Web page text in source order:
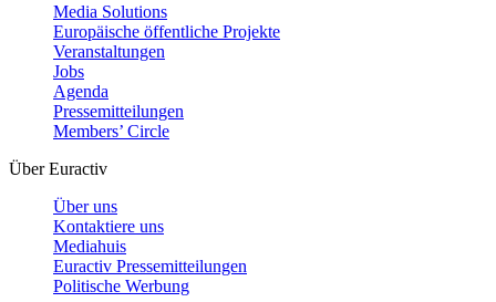
Media Solutions
Europäische öffentliche Projekte
Veranstaltungen
Jobs
Agenda
Pressemitteilungen
Members’ Circle
Über Euractiv
Über uns
Kontaktiere uns
Mediahuis
Euractiv Pressemitteilungen
Politische Werbung